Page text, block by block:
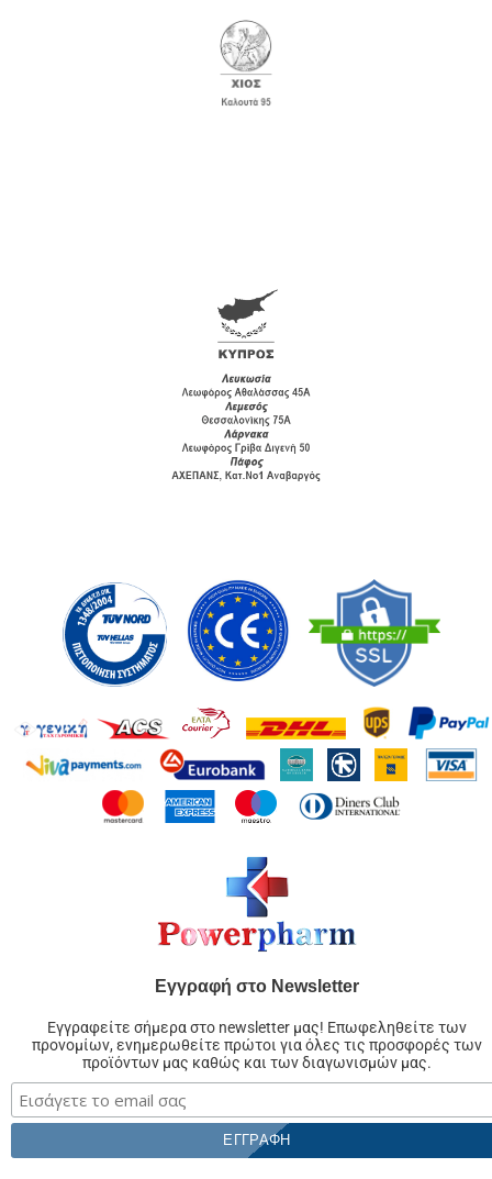
Εγγραφή στο Newsletter
Εγγραφείτε σήμερα στο newsletter μας! Επωφεληθείτε των
προνομίων, ενημερωθείτε πρώτοι για όλες τις προσφορές των
προϊόντων μας καθώς και των διαγωνισμών μας.